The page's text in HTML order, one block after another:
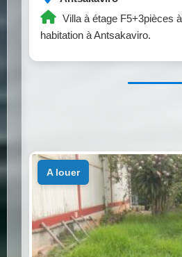
Villa à étage F5+3pièces
habitation à Antsakaviro.
a louer